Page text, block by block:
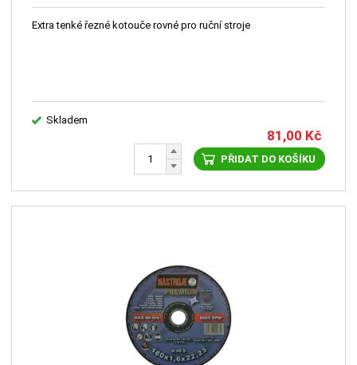
Extra tenké řezné kotouče rovné pro ruční stroje
Skladem
81,00 Kč
PŘIDAT DO KOŠÍKU